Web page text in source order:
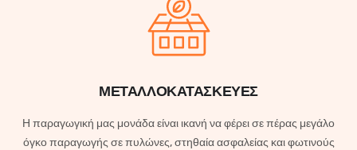
ΜΕΤΑΛΛΟΚΑΤΑΣΚΕΥΕΣ
Η παραγωγική μας μονάδα είναι ικανή να φέρει σε πέρας μεγάλο
όγκο παραγωγής σε πυλώνες, στηθαία ασφαλείας και φωτινούς